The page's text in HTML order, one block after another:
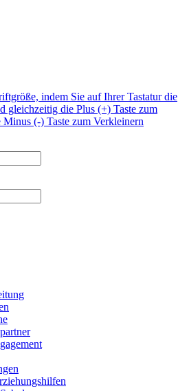
indem Sie auf Ihrer Tastatur die
gleichzeitig die Plus (+) Taste zum
(-) Taste zum Verkleinern